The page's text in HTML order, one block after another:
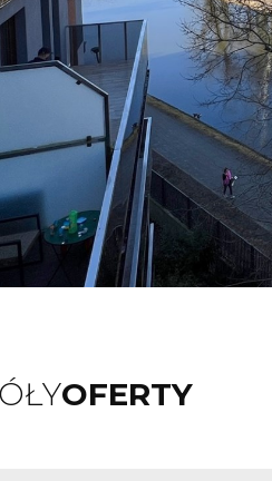
OFERTY